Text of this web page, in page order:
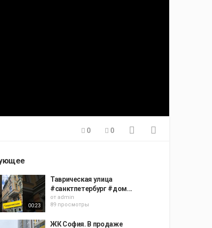
0 0
00:23
Таврическая улица
#санктпетербург #дом...
от admin
89 просмотры
ЖК София. В продаже